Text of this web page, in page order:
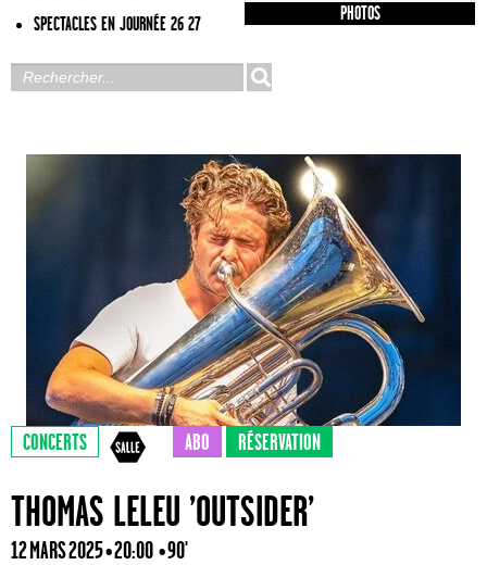
SPECTACLES EN JOURNÉE 26 27
PHOTOS
CONCERTS ABO RÉSERVATION
THOMAS LELEU ’OUTSIDER’
12 MARS 2025 • 20:00 • 90'